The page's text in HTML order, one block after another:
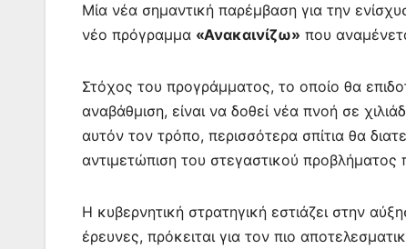
Μία νέα σημαντική παρέμβαση για την
νέο πρόγραμμα «Ανακαινίζω» που
Στόχος του προγράμματος, το οποίο θα
αναβάθμιση, είναι να δοθεί νέα πνοή σε
αυτόν τον τρόπο, περισσότερα σπίτια θα
αντιμετώπιση του στεγαστικού
Η κυβερνητική στρατηγική εστιάζει στην
έρευνες, πρόκειται για τον πιο